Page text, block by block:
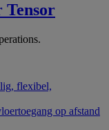
Tensor
flexibel,
op afstand